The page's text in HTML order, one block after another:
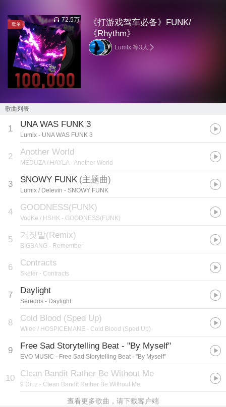
歌单
72.5万
《打游戏驾车必备》FUNK/
《Rhythm》
Lumlx 等3人
歌曲列表
1 UNA WAS FUNK 3
Lumix - UNA WAS FUNK 3
2 Another World
MEDUZA / HAYLA- Another World
3 SNOWY FUNK (主题曲)
Lumix / Delevin - SNOWY FUNK
4 GOODNESS(FUNK)
VodKe / HSHK - GOODNESS(FUNK)
5 거짓말(Remix)
BIGBANG - Remember
6 Contracts
Skeler - Contracts
7 Daylight
Seredris - Daylight
8 Cold Blood (Sped Up)
Wilee / HOSPICEMANE - Cold Blood (Sped Up)
9 Free Sad Storytelling Beat - "By Myself"
EVO MUSIC - Free Sad Storytelling Beat - "By Myself"
10 Clean Bandit Rather Be Without Me
9 Diuz - Clean Bandit Rather Be Without Me
查看更多歌曲，请下载客户端